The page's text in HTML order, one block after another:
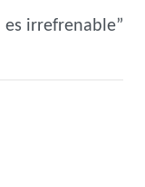
es irrefrenable”